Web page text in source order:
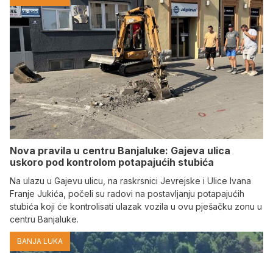
Nova pravila u centru Banjaluke: Gajeva ulica
uskoro pod kontrolom potapajućih stubića
Na ulazu u Gajevu ulicu, na raskrsnici Jevrejske i Ulice Ivana
Franje Jukića, počeli su radovi na postavljanju potapajućih
stubića koji će kontrolisati ulazak vozila u ovu pješačku zonu u
centru Banjaluke.
BANJA LUKA